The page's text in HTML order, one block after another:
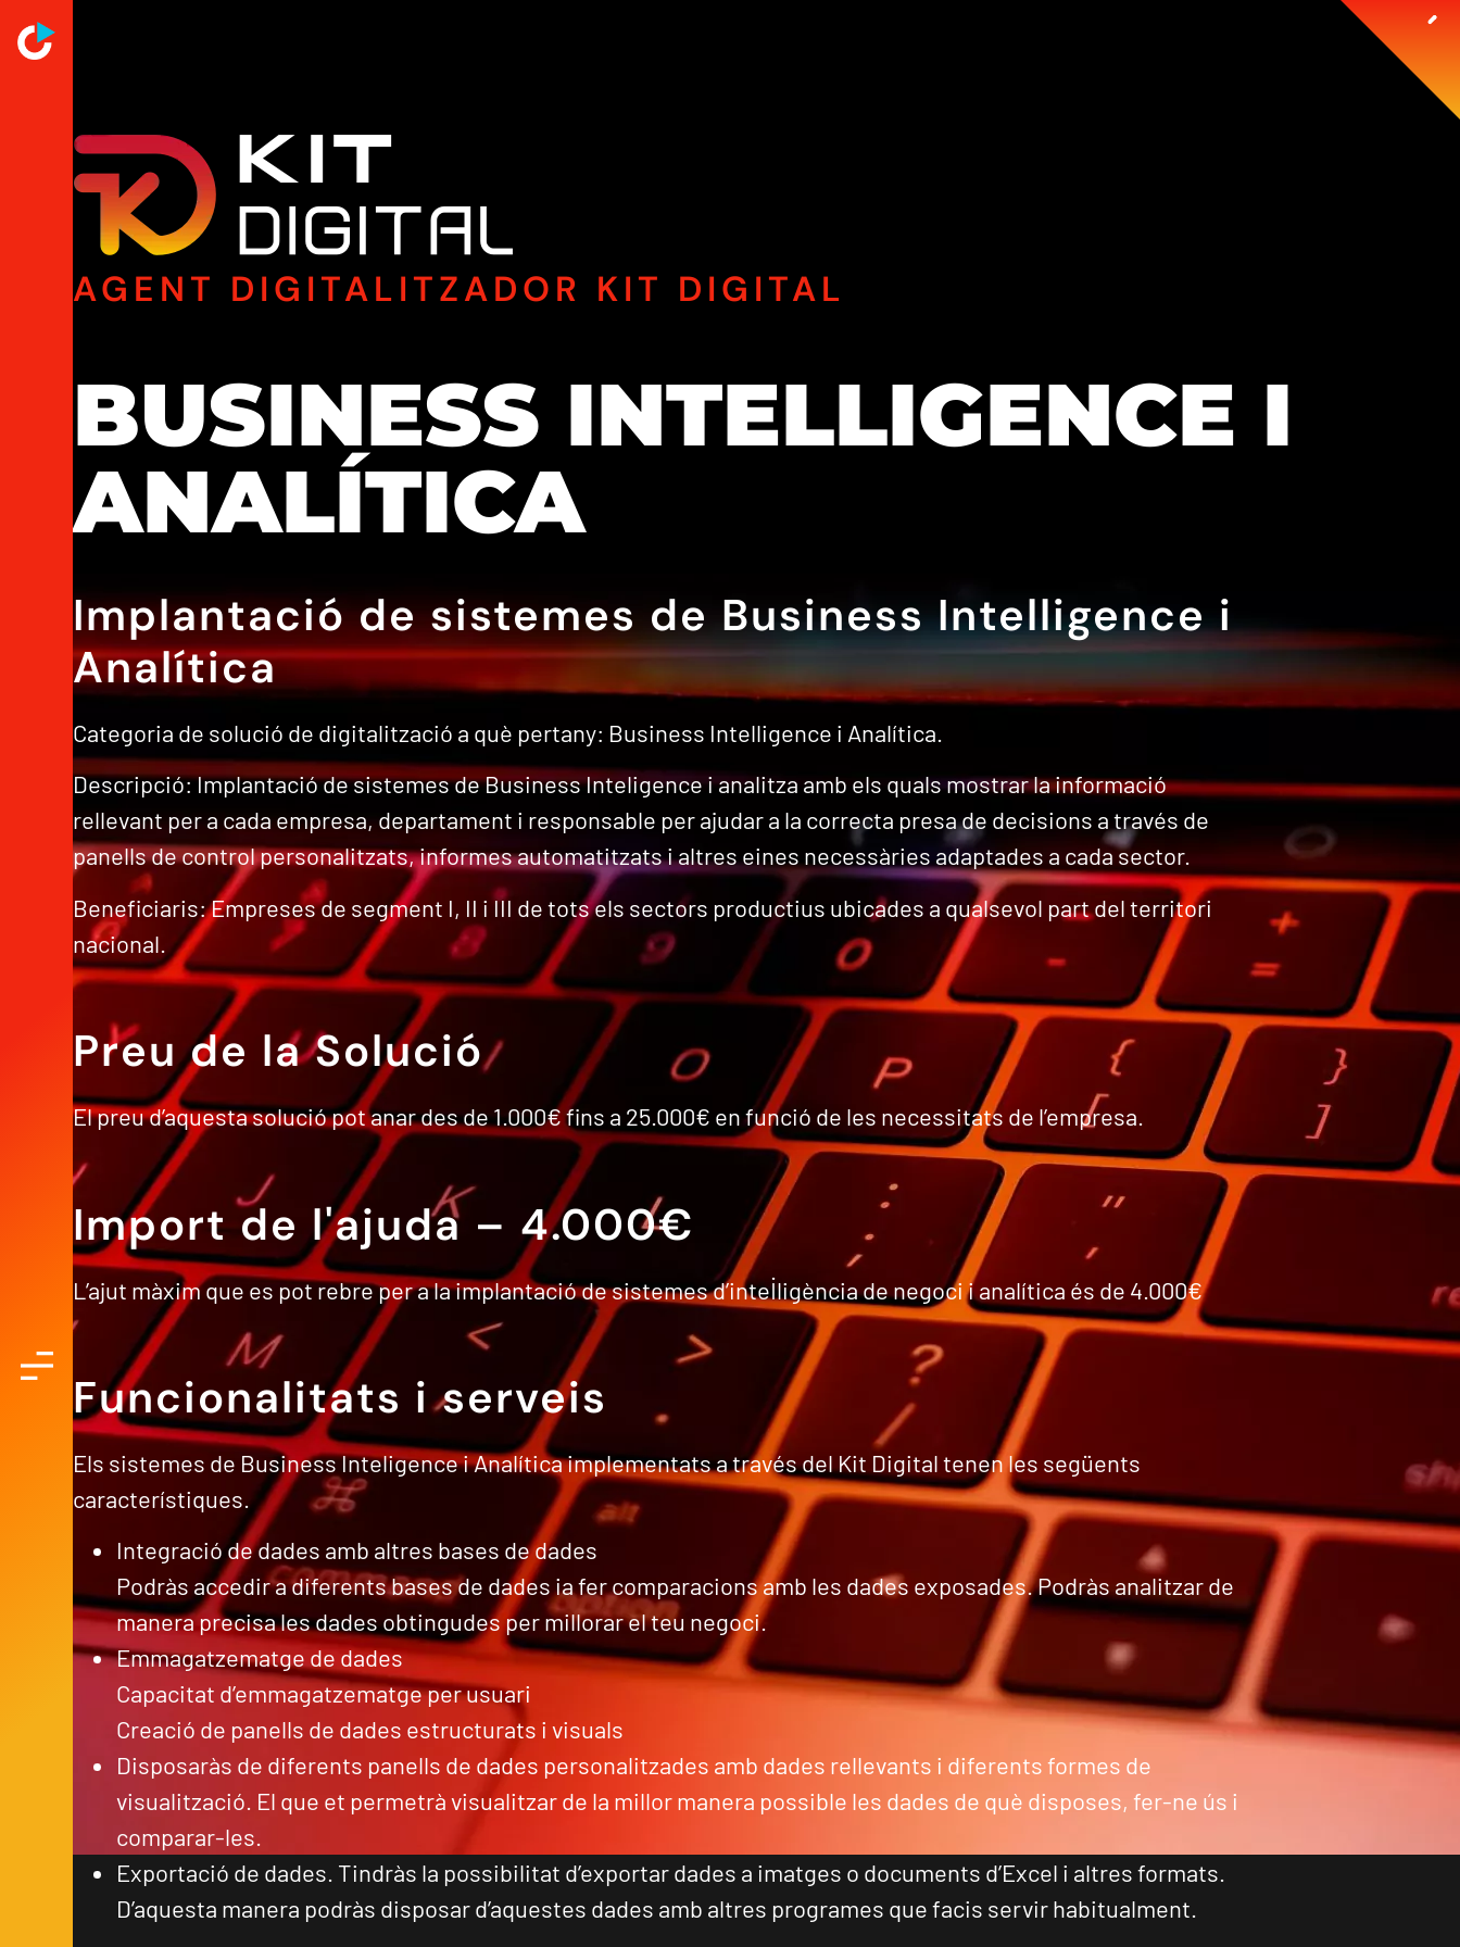
AGENT DIGITALITZADOR KIT DIGITAL
BUSINESS INTELLIGENCE I
ANALÍTICA
Implantació de sistemes de Business Intelligence i
Analítica
Categoria de solució de digitalització a què pertany: Business Intelligence i Analítica.
Descripció: Implantació de sistemes de Business Inteligence i analitza amb els quals mostrar la informació
rellevant per a cada empresa, departament i responsable per ajudar a la correcta presa de decisions a través de
panells de control personalitzats, informes automatitzats i altres eines necessàries adaptades a cada sector.
Beneficiaris: Empreses de segment I, II i III de tots els sectors productius ubicades a qualsevol part del territori
nacional.
Preu de la Solució
El preu d’aquesta solució pot anar des de 1.000€ fins a 25.000€ en funció de les necessitats de l’empresa.
Import de l'ajuda – 4.000€
L’ajut màxim que es pot rebre per a la implantació de sistemes d’intel·ligència de negoci i analítica és de 4.000€
Funcionalitats i serveis
Els sistemes de Business Inteligence i Analítica implementats a través del Kit Digital tenen les següents
característiques.
Integració de dades amb altres bases de dades
Podràs accedir a diferents bases de dades ia fer comparacions amb les dades exposades. Podràs analitzar de
manera precisa les dades obtingudes per millorar el teu negoci.
Emmagatzematge de dades
Capacitat d’emmagatzematge per usuari
Creació de panells de dades estructurats i visuals
Disposaràs de diferents panells de dades personalitzades amb dades rellevants i diferents formes de
visualització. El que et permetrà visualitzar de la millor manera possible les dades de què disposes, fer-ne ús i
comparar-les.
Exportació de dades. Tindràs la possibilitat d’exportar dades a imatges o documents d’Excel i altres formats.
D’aquesta manera podràs disposar d’aquestes dades amb altres programes que facis servir habitualment.